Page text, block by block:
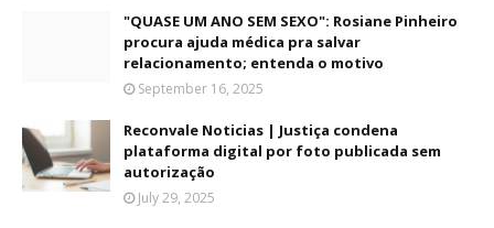
"QUASE UM ANO SEM SEXO": Rosiane Pinheiro
procura ajuda médica pra salvar
relacionamento; entenda o motivo
September 16, 2025
Reconvale Noticias | Justiça condena
plataforma digital por foto publicada sem
autorização
July 29, 2025